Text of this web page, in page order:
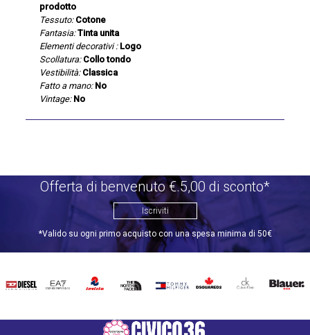
prodotto
Tessuto: Cotone
Fantasia: Tinta unita
Elementi decorativi : Logo
Scollatura: Collo tondo
Vestibilità: Classica
Fatto a mano: No
Vintage: No
Offerta di benvenuto €.5,00 di sconto*
Iscriviti
*Valido su ogni primo acquisto con una spesa minima di 50€
DIESEL EA7 INVICTATHE
TOMMY
DSQUARED2
CALVIN BLAUER